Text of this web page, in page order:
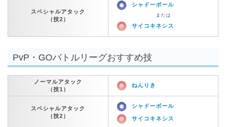
スペシャルアタック
（技2）
シャドーボール
または
サイコキネシス
PvP・GOバトルリーグおすすめ技
ノーマルアタック
（技1）
ねんりき
スペシャルアタック
（技2）
シャドーボール
サイコキネシス